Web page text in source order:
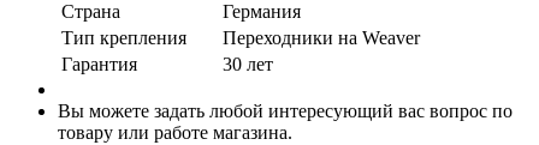
Страна
Германия
Тип крепления
Переходники на Weaver
Гарантия
30 лет
Вы можете задать любой интересующий вас вопрос по
товару или работе магазина.